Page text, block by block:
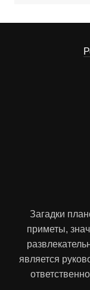
Загадки
приметы,
является